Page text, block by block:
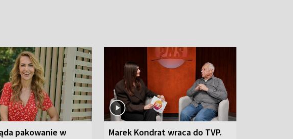
pakowanie w
Marek Kondrat wraca do TVP.